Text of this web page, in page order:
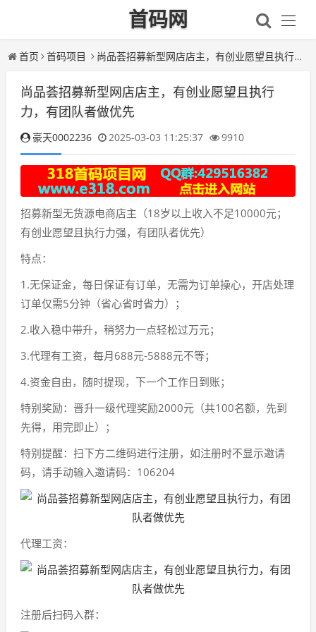
首码网
首页 首码项目 尚品荟招募新型网店店主，有创业愿望且执行力，有团队者做优先
尚品荟招募新型网店店主，有创业愿望且执行
力，有团队者做优先
豪天0002236 2025-03-03 11:25:37 9910
招募新型无货源电商店主（18岁以上收入不足10000元；
有创业愿望且执行力强，有团队者优先）
特点：
1.无保证金，每日保证有订单，无需为订单操心，开店处理
订单仅需5分钟（省心省时省力）；
2.收入稳中带升，稍努力一点轻松过万元；
3.代理有工资，每月688元-5888元不等；
4.资金自由，随时提现，下一个工作日到账；
特别奖励：晋升一级代理奖励2000元（共100名额，先到
先得，用完即止）；
特别提醒：扫下方二维码进行注册，如注册时不显示邀请
码，请手动输入邀请码：106204
代理工资：
注册后扫码入群：